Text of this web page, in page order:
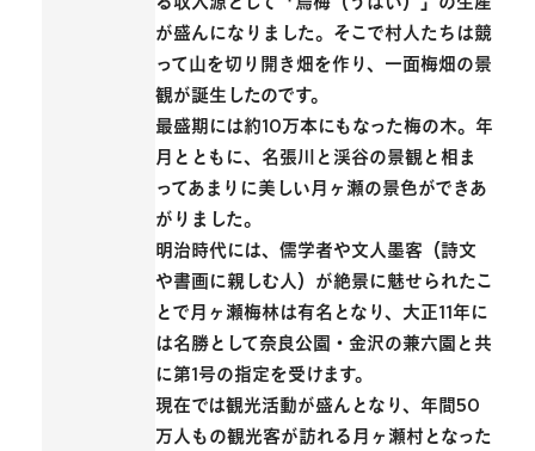
が盛んになりました。そこで村人たちは競
って山を切り開き畑を作り、一面梅畑の景
観が誕生したのです。
最盛期には約10万本にもなった梅の木。年
月とともに、名張川と渓谷の景観と相ま
ってあまりに美しい月ヶ瀬の景色ができあ
がりました。
明治時代には、儒学者や文人墨客（詩文
や書画に親しむ人）が絶景に魅せられたこ
とで月ヶ瀬梅林は有名となり、大正11年に
は名勝として奈良公園・金沢の兼六園 と共
に第1号の指定を受けます。
現在では観光活動が盛んとなり、 年間50
万人もの観光客が訪れる月ヶ瀬村となった